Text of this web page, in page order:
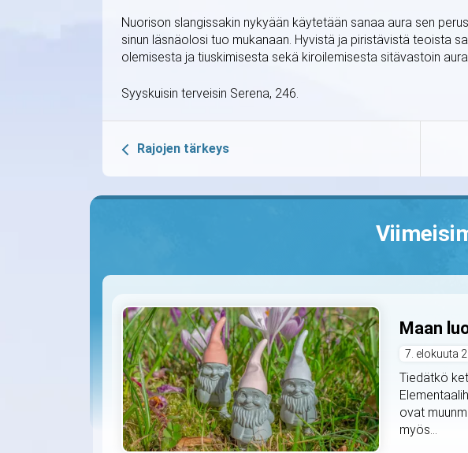
Nuorison slangissakin nykyään käytetään sanaa aura sen
sinun läsnäolosi tuo mukanaan. Hyvistä ja piristävistä teoista
olemisesta ja tiuskimisesta sekä kiroilemisesta sitävastoin
Syyskuisin terveisin Serena, 246.
Rajojen tärkeys
Maan
7. elokuuta
Tiedätkö
ovat
myös...